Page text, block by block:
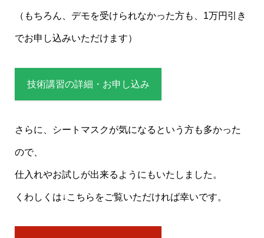
（もちろん、デモを受けられなかった方も、1万円引き
でお申し込みいただけます）
技術講習の詳細・お申し込み
さらに、シートマスクが気になるという方も多かった
ので、
仕入れやお試しが出来るようにもいたしました。
くわしくは↓こちらをご覧いただければ幸いです。